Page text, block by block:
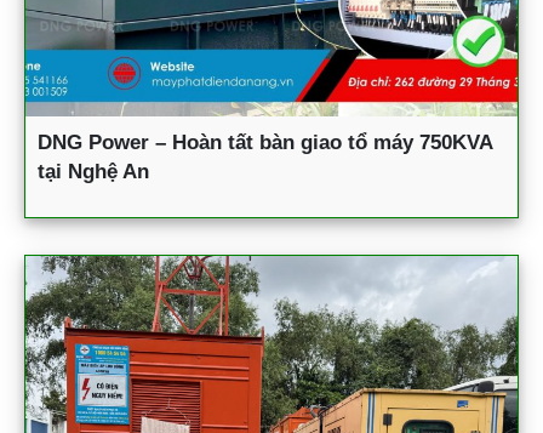
DNG Power – Hoàn tất bàn giao tổ máy 750KVA
tại Nghệ An